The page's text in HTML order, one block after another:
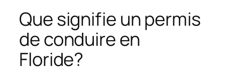
Que signifie un permis
de conduire en
Floride?